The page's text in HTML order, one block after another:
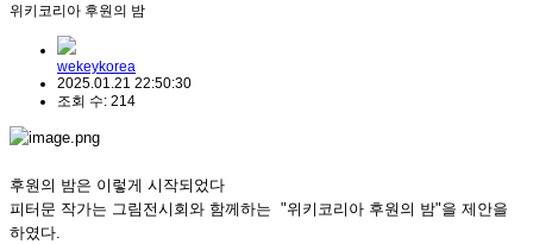
위키코리아 후원의 밤
wekeykorea
2025.01.21 22:50:30
조회 수: 214
후원의 밤은 이렇게 시작되었다
피터문 작가는 그림전시회와 함께하는 "위키코리아 후원의 밤"을 제안을
하였다.